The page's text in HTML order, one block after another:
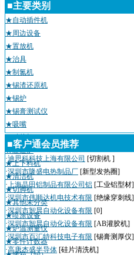
■主要类别
★自动插件机
★周边设备
★置放机
★治具
★制氮机
★锡渣还原机
★锡炉
★锡膏测试仪
★吸嘴
★贴片机
★隧道炉
★上下料机
★清洁机
★切脚机
★其他未分类
★喷涂设备
★炉温测量仪
★零件计数器
■客户通会员推荐
·迪思科科技上海有限公司 [切割机 ]
·深圳市隆盛电热制品厂 [新型发热圈]
·上海晶田铝制品有限公司铝 [工业铝型材]
·深圳市伟顺达机电技术有限 [绝缘穿刺线]
·深圳市智晨自动化设备有限 [0]
·深圳市智晨自动化设备有限 [AB灌胶机]
·深圳市百汇特科技电子有限 [锡膏测厚仪]
·高唐杰盛半导体 [硅片清洗机]